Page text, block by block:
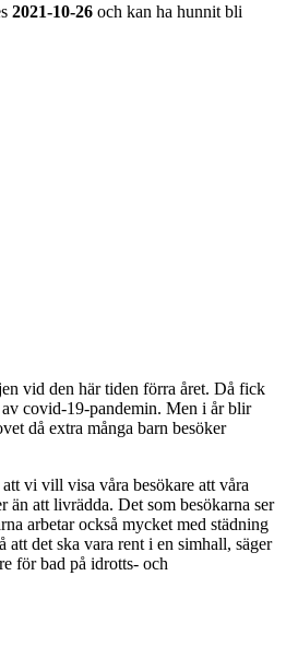
2021-10-26 och kan ha hunnit bli
vid den här tiden förra året. Då fick
covid-19-pandemin. Men i år blir
då extra många barn besöker
vi vill visa våra besökare att våra
än att livrädda. Det som besökarna ser
arbetar också mycket med städning
att det ska vara rent i en simhall, säger
för bad på idrotts- och